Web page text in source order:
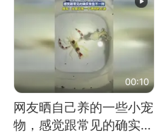
00:10
网友晒自己养的一些小宠
物，感觉跟常见的确实有